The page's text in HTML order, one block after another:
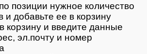
позиции нужное количество
и добавьте ее в корзину
корзину и введите данные
эл.почту и номер